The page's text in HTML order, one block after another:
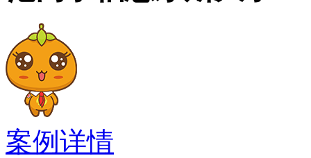
使其符合现代商业社会
程有实习期，实习的公
IBM和普华永道。该校
一。
案例详情